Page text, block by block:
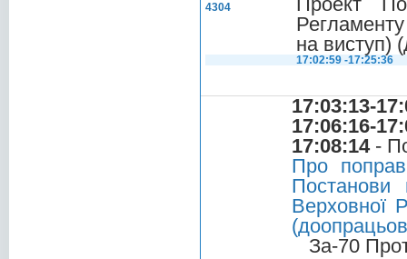
4304
на виступ)
17:02:59 -17:25:36
17:03:13-
17:06:16-
17:08:14-
Про
Постанови
Верховної
За-70